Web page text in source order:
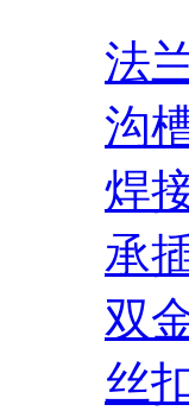
法
沟
焊
承
双
丝